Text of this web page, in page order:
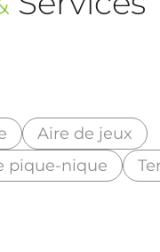
Aire de jeux
pique-nique